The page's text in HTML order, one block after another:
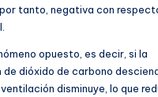
tanto, negativa con
opuesto, es decir, si la
dióxido de carbono
disminuye, lo que